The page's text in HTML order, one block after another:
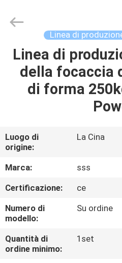
CASA.
PRODOTTI
SU
DI
NOI
VISITA
ALLA
FABBRICA
Machinery
Technology
Reserved.
Linea di
Linea di
della focaccia
di forma
Luogo di
origine:
La Cina
Marca:
sss
Certificazione:
ce
Numero di
modello:
Su ordine
Quantità di
ordine minimo:
1set